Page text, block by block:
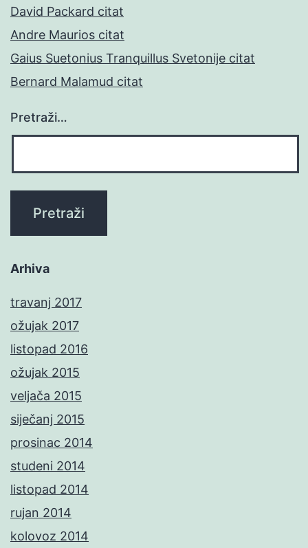
David Packard citat
Andre Maurios citat
Gaius Suetonius Tranquillus Svetonije citat
Bernard Malamud citat
Pretraži…
Arhiva
travanj 2017
ožujak 2017
listopad 2016
ožujak 2015
veljača 2015
siječanj 2015
prosinac 2014
studeni 2014
listopad 2014
rujan 2014
kolovoz 2014